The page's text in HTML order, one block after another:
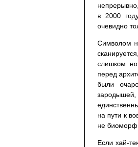
в 2000
очевидно
Символом
слишком
перед
были
зародышей,
на пути к
не
Если хай-